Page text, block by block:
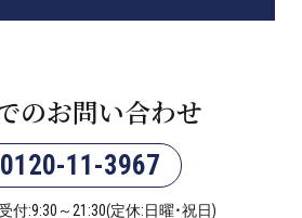
のお問い合わせ
0120-11-3967
付:9:30～21:30(定休:日曜・祝日)